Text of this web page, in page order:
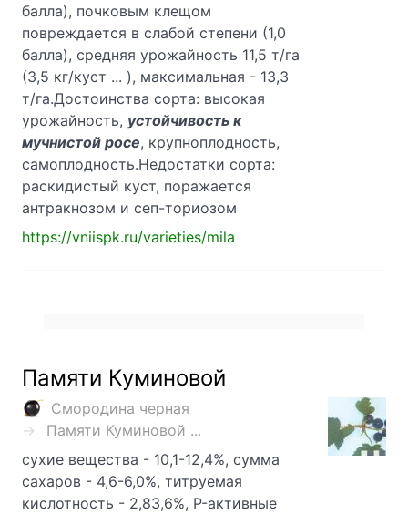
балла), почковым клещом
повреждается в слабой степени (1,0
балла), средняя урожайность 11,5 т/га
(3,5 кг/куст ... ), максимальная - 13,3
т/га.Достоинства сорта: высокая
урожайность, устойчивость к
мучнистой росе, крупноплодность,
самоплодность.Недостатки сорта:
раскидистый куст, поражается
антракнозом и сеп-ториозом
https://vniispk.ru/varieties/mila
Памяти Куминовой
Смородина черная
Памяти Куминовой ...
сухие вещества - 10,1-12,4%, сумма
сахаров - 4,6-6,0%, титруемая
кислотность - 2,83,6%, P-активные